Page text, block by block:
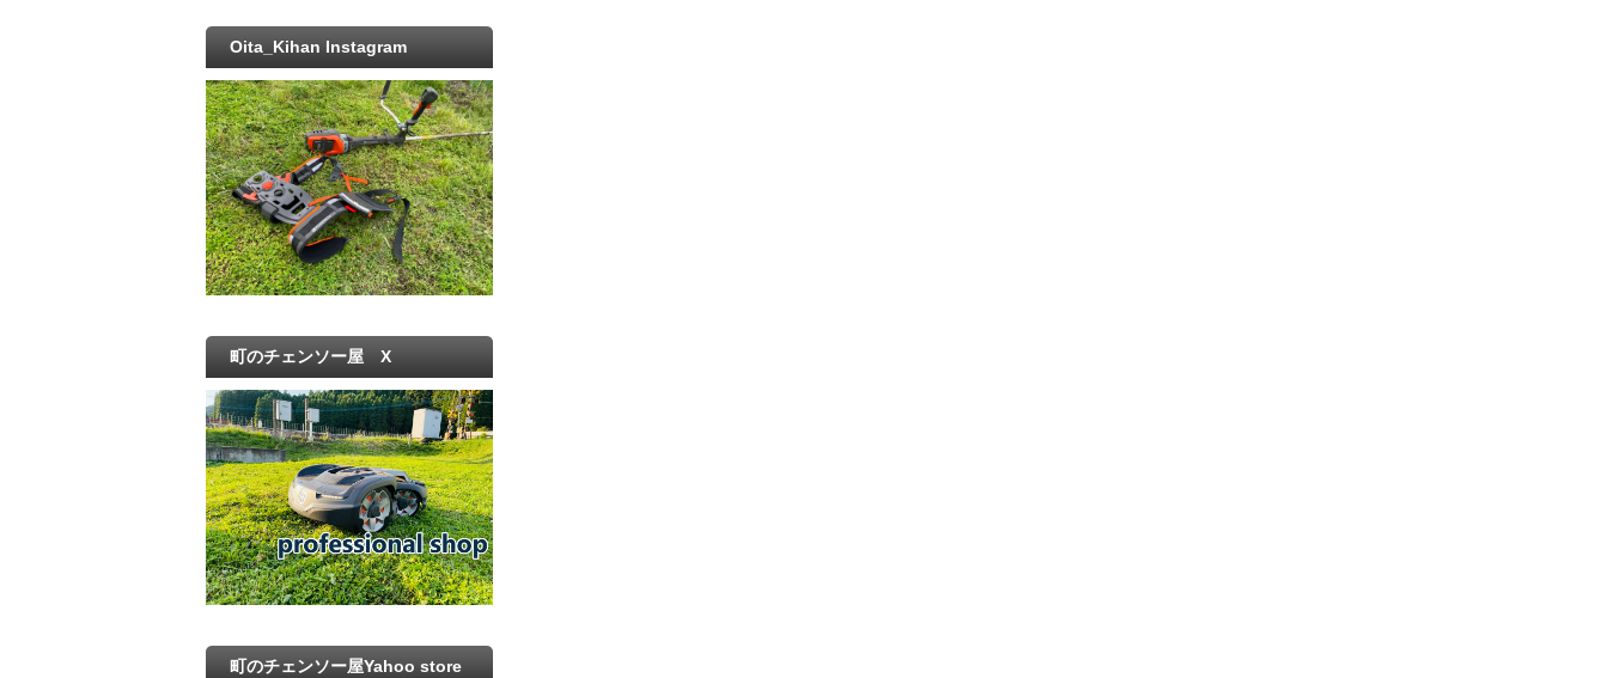
Oita_Kihan Instagram
町のチェンソー屋 X
町のチェンソー屋Yahoo store